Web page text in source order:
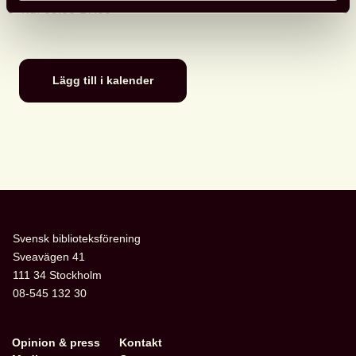
Tid:09.00-17.00
Lägg till i kalender
Svensk biblioteksförening
Sveavägen 41
111 34 Stockholm
08-545 132 30
Opinion & press
Kontakt